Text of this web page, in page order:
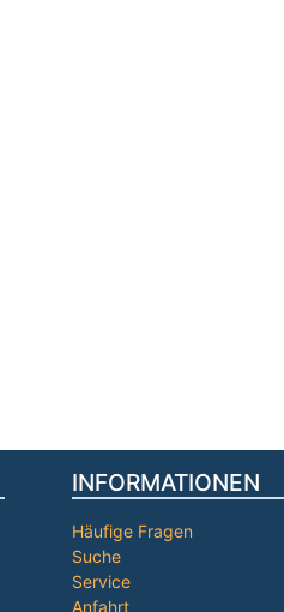
INFORMATIONEN
Häufige Fragen
Suche
Service
Anfahrt